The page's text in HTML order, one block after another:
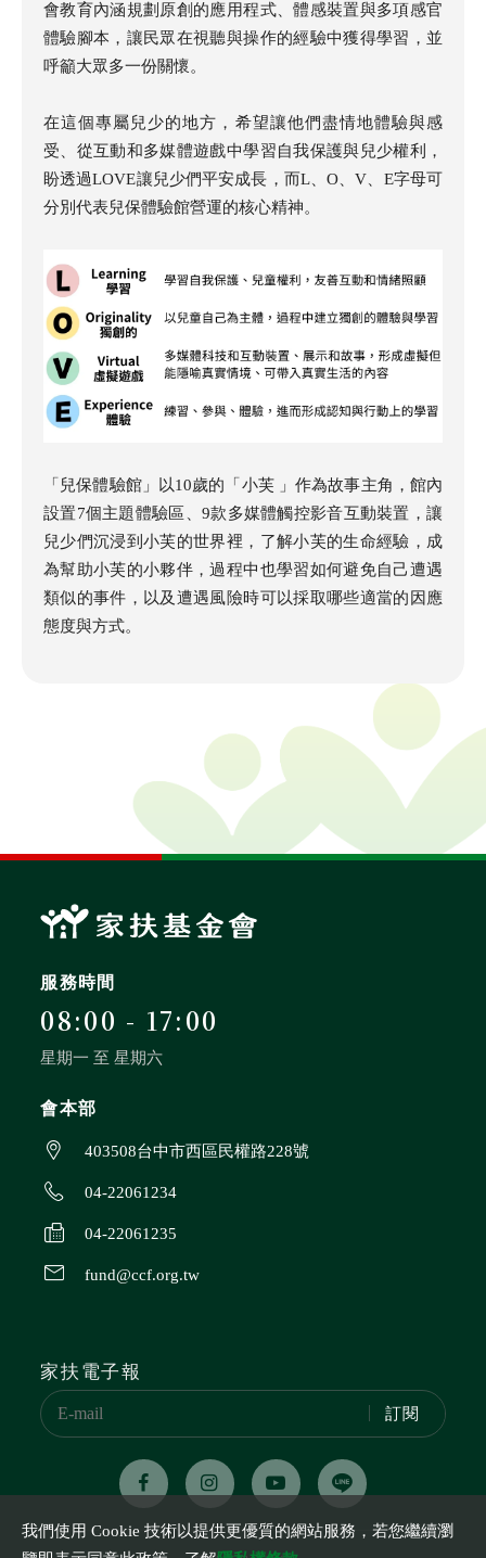
會教育內涵規劃原創的應用程式、體感裝置與多項感官
體驗腳本，讓民眾在視聽與操作的經驗中獲得學習，並
呼籲大眾多一份關懷。
在這個專屬兒少的地方，希望讓他們盡情地體驗與感
受、從互動和多媒體遊戲中學習自我保護與兒少權利，
盼透過LOVE讓兒少們平安成長，而L、O、V、E字母可
分別代表兒保體驗館營運的核心精神。
「兒保體驗館」以10歲的「小芙 」作為故事主角，館內
設置7個主題體驗區、9款多媒體觸控影音互動裝置，讓
兒少們沉浸到小芙的世界裡，了解小芙的生命經驗，成
為幫助小芙的小夥伴，過程中也學習如何避免自己遭遇
類似的事件，以及遭遇風險時可以採取哪些適當的因應
態度與方式。
服務時間
08:00 - 17:00
星期一 至 星期六
會本部
403508台中市西區民權路228號
04-22061234
04-22061235
fund@ccf.org.tw
家扶電子報
訂閱
我們使用 Cookie 技術以提供更優質的網站服務，若您繼續瀏